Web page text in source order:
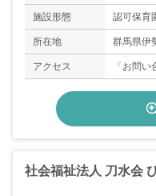
施設形態 認可保育
所在地 群馬県伊
アクセス 「お問い
社会福祉法人 刀水会